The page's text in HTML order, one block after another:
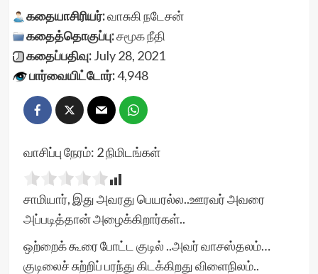
கதையாசிரியர்:வாசுகி நடேசன்
கதைத்தொகுப்பு:சமூக நீதி
கதைப்பதிவு:July 28, 2021
பார்வையிட்டோர்:4,948
வாசிப்பு நேரம்: 2நிமிடங்கள்
சாமியார், இது அவரது பெயரல்ல..ஊரவர் அவரை
அப்படித்தான் அழைக்கிறார்கள்..
ஒற்றைக் கூரை போட்ட குடில் ..அவர் வாசஸ்தலம்…
குடிலைச் சுற்றிப் பரந்து கிடக்கிறது விளைநிலம்..